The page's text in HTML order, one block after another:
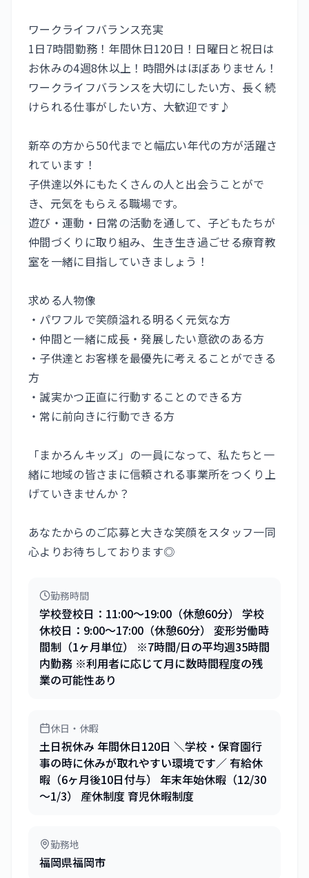
ワークライフバランス充実
1日7時間勤務！年間休日120日！日曜日と祝日は
お休みの4週8休以上！時間外はほぼありません！
ワークライフバランスを大切にしたい方、長く続
けられる仕事がしたい方、大歓迎です♪
新卒の方から50代までと幅広い年代の方が活躍さ
れています！
子供達以外にもたくさんの人と出会うことがで
き、元気をもらえる職場です。
遊び・運動・日常の活動を通して、子どもたちが
仲間づくりに取り組み、生き生き過ごせる療育教
室を一緒に目指していきましょう！
求める人物像
・パワフルで笑顔溢れる明るく元気な方
・仲間と一緒に成長・発展したい意欲のある方
・子供達とお客様を最優先に考えることができる
方
・誠実かつ正直に行動することのできる方
・常に前向きに行動できる方
「まかろんキッズ」の一員になって、私たちと一
緒に地域の皆さまに信頼される事業所をつくり上
げていきませんか？
あなたからのご応募と大きな笑顔をスタッフ一同
心よりお待ちしております◎
勤務時間
学校登校日：11:00～19:00（休憩60分） 学校
休校日：9:00～17:00（休憩60分） 変形労働時
間制（1ヶ月単位） ※7時間/日の平均週35時間
内勤務 ※利用者に応じて月に数時間程度の残
業の可能性あり
休日・休暇
土日祝休み 年間休日120日 ＼学校・保育園行
事の時に休みが取れやすい環境です／ 有給休
暇（6ヶ月後10日付与） 年末年始休暇（12/30
～1/3） 産休制度 育児休暇制度
勤務地
福岡県福岡市